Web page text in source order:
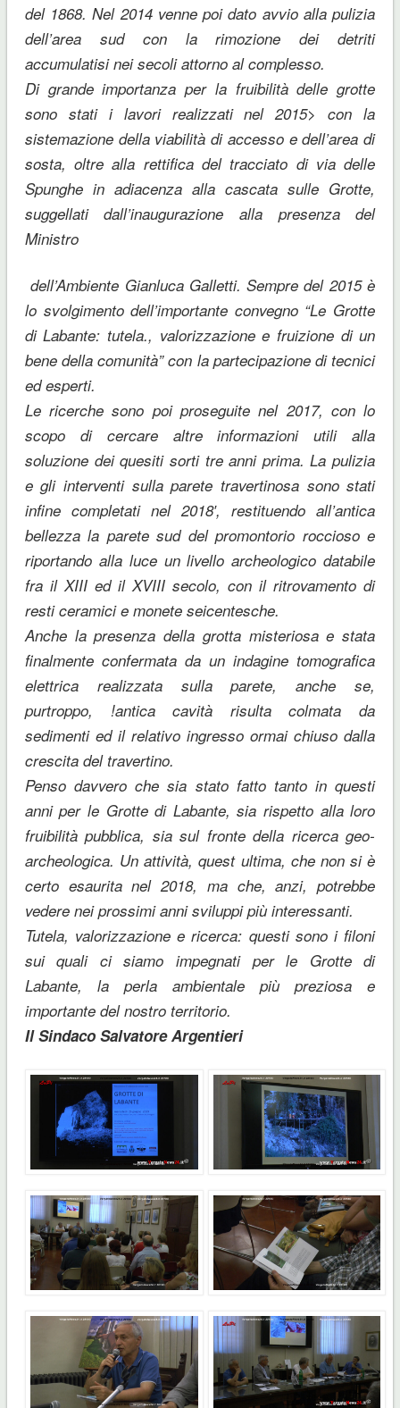
del 1868. Nel 2014 venne poi dato avvio alla pulizia
dell’area sud con la rimozione dei detriti
accumulatisi nei secoli attorno al complesso.
Di grande importanza per la fruibilità delle grotte
sono stati i lavori realizzati nel 2015> con la
sistemazione della viabilità di accesso e dell’area di
sosta, oltre alla rettifica del tracciato di via delle
Spunghe in adiacenza alla cascata sulle Grotte,
suggellati dall’inaugurazione alla presenza del
Ministro
dell’Ambiente Gianluca Galletti. Sempre del 2015 è
lo svolgimento dell’importante convegno “Le Grotte
di Labante: tutela., valorizzazione e fruizione di un
bene della comunità” con la partecipazione di tecnici
ed esperti.
Le ricerche sono poi proseguite nel 2017, con lo
scopo di cercare altre informazioni utili alla
soluzione dei quesiti sorti tre anni prima. La pulizia
e gli interventi sulla parete travertinosa sono stati
infine completati nel 2018′, restituendo all’antica
bellezza la parete sud del promontorio roccioso e
riportando alla luce un livello archeologico databile
fra il XIII ed il XVIII secolo, con il ritrovamento di
resti ceramici e monete seicentesche.
Anche la presenza della grotta misteriosa e stata
finalmente confermata da un indagine tomografica
elettrica realizzata sulla parete, anche se,
purtroppo, !antica cavità risulta colmata da
sedimenti ed il relativo ingresso ormai chiuso dalla
crescita del travertino.
Penso davvero che sia stato fatto tanto in questi
anni per le Grotte di Labante, sia rispetto alla loro
fruibilità pubblica, sia sul fronte della ricerca geo-
archeologica. Un attività, quest ultima, che non si è
certo esaurita nel 2018, ma che, anzi, potrebbe
vedere nei prossimi anni sviluppi più interessanti.
Tutela, valorizzazione e ricerca: questi sono i filoni
sui quali ci siamo impegnati per le Grotte di
Labante, la perla ambientale più preziosa e
importante del nostro territorio.
Il Sindaco Salvatore Argentieri